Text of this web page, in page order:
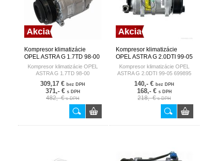
Akcia
Kompresor klimatizácie
OPEL ASTRA G 1.7TD 98-00
8FK351134-101 HELLA
GERMANY
Kompresor klimatizácie OPEL
ASTRA G 1.7TD 98-00
8FK351134-101
309,17 € bez DPH
371,- € s DPH
482,- €s DPH
Akcia
Kompresor klimatizácie
OPEL ASTRA G 2.0DTI 99-05
699895 VALEO FRANCE
Kompresor klimatizácie OPEL
ASTRA G 2.0DTI 99-05 699895
140,- € bez DPH
168,- € s DPH
218,- €s DPH